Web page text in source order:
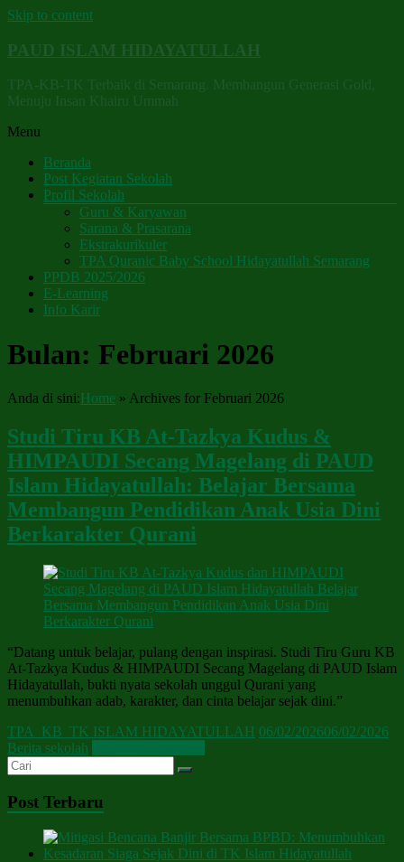
Skip to content
PAUD ISLAM HIDAYATULLAH
TPA-KB-TK Terbaik di Semarang. Membangun Generasi Gold,
Menuju Insan Khairu Ummah
Menu
Beranda
Post Kegiatan Sekolah
Profil Sekolah
Guru & Karyawan
Sarana & Prasarana
Ekstrakurikuler
TPA Quranic Baby School Hidayatullah Semarang
PPDB 2025/2026
E-Learning
Info Karir
Bulan: Februari 2026
Anda di sini:Home » Archives for Februari 2026
Studi Tiru KB At-Tazkya Kudus &
HIMPAUDI Secang Magelang di PAUD
Islam Hidayatullah: Belajar Bersama
Membangun Pendidikan Anak Usia Dini
Berkarakter Qurani
“Datang untuk belajar, pulang dengan inspirasi. Studi Tiru Guru KB
At-Tazkya Kudus & HIMPAUDI Secang Magelang di PAUD Islam
Hidayatullah, bukti nyata sekolah unggul Qurani yang
menumbuhkan adab, karakter, dan cinta belajar sejak dini.”
TPA_KB_TK ISLAM HIDAYATULLAH 06/02/202606/02/2026
Berita sekolah
Post Terbaru